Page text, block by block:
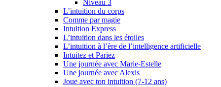
Niveau 3
L’intuition du corps
Comme par magie
Intuition Express
L’intuition dans les étoiles
L’intuition à l’ère de l’intelligence artificielle
Intuitez et Pariez
Une journée avec Marie-Estelle
Une journée avec Alexis
Joue avec ton intuition (7-12 ans)